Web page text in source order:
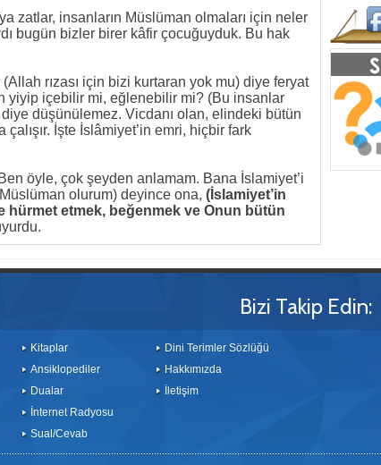
zatlar, insanların Müslüman olmaları için neler
bugün bizler birer kâfir çocuğuyduk. Bu hak
rızası için bizi kurtaran yok mu) diye feryat
yiyip içebilir mi, eğlenebilir mi? (Bu insanlar
düşünülemez. Vicdanı olan, elindeki bütün
İşte İslâmiyet’in emri, hiçbir fark
öyle, çok şeyden anlamam. Bana İslamiyet’i
olurum) deyince ona, (İslamiyet’in
hürmet etmek, beğenmek ve Onun bütün
Bizi Takip Edin:
Kitaplar
Ansiklopediler
Dualar
İnternet Radyosu
Sual/Cevab
Dini Terimler Sözlüğü
Hakkımızda
İletişim